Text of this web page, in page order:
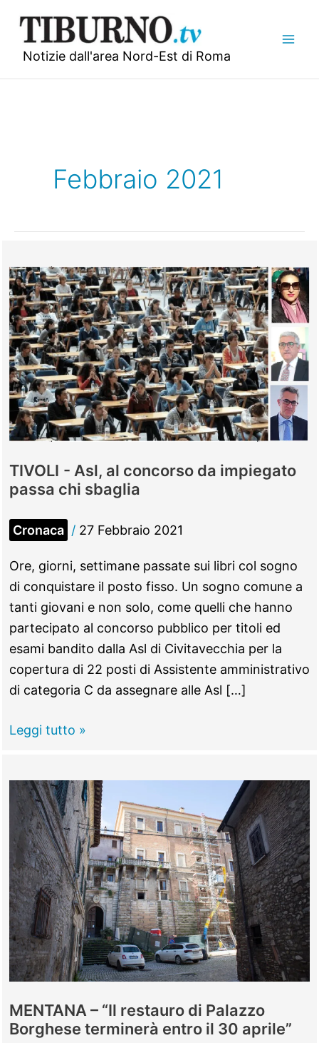
contenuto
Notizie dall'area Nord-Est di Roma
Febbraio 2021
TIVOLI - Asl, al concorso da impiegato
passa chi sbaglia
Cronaca / 27 Febbraio 2021
Ore, giorni, settimane passate sui libri col sogno
di conquistare il posto fisso. Un sogno comune a
tanti giovani e non solo, come quelli che hanno
partecipato al concorso pubblico per titoli ed
esami bandito dalla Asl di Civitavecchia per la
copertura di 22 posti di Assistente amministrativo
di categoria C da assegnare alle Asl […]
TIVOLI -
concorso
da
impiegato
passa
chi
sbaglia
Leggi tutto »
MENTANA – “Il restauro di Palazzo
Borghese terminerà entro il 30 aprile”